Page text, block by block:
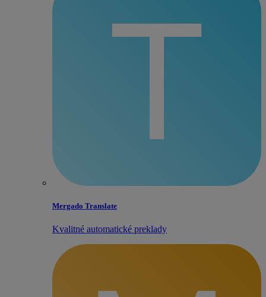
Mergado Translate
Kvalitné automatické preklady